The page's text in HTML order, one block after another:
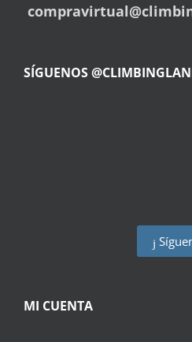
SÍGUENOS
MI CUENTA